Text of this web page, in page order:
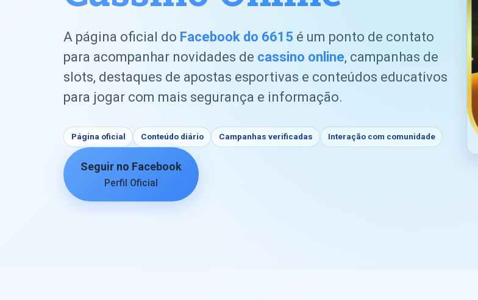
A página oficial do Facebook do 6615 é um ponto de contato
para acompanhar novidades de cassino online, campanhas de
slots, destaques de apostas esportivas e conteúdos educativos
para jogar com mais segurança e informação.
Página oficial Conteúdo diário Campanhas verificadas Interação com comunidade
Seguir no Facebook
Perfil Oficial